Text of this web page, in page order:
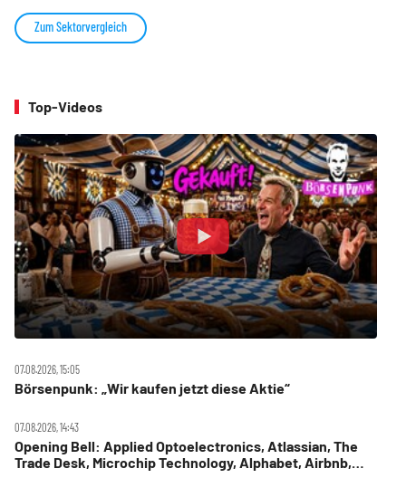
Zum Sektorvergleich
Top-Videos
07.08.2026, 15:05
Börsenpunk: „Wir kaufen jetzt diese Aktie“
07.08.2026, 14:43
Opening Bell: Applied Optoelectronics, Atlassian, The
Trade Desk, Microchip Technology, Alphabet, Airbnb,